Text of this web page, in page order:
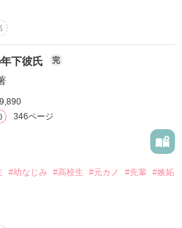
品を読む
品を読む
きな自信があるよ！！
見つめられたら
そう。
。
た。
下彼氏 完
346ページ
#幼なじみ #高校生 #元カノ #先輩 #嫉妬